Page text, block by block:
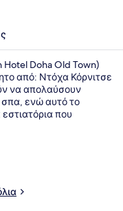
Doha Old Town)
από: Ντόχα Κόρνιτσε
να απολαύσουν
σπα, ενώ αυτό το
που
το ξενοδοχείο
όπως εξωτερική
ανοιχτό όλο το
πράγματα για το
μεταφοράς είναι σε
Σταθμός Εθνικού